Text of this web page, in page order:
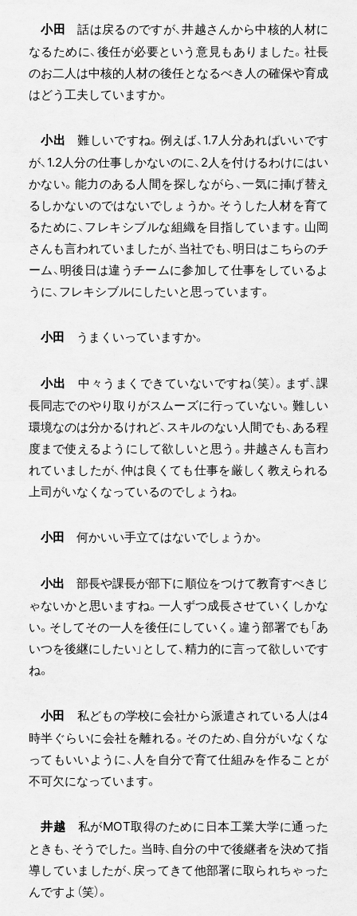
小田
話は戻るのですが、井越さんから中核的人材に
なるために、後任が必要という意見もありました。社長
のお二人は中核的人材の後任となるべき人の確保や育成
はどう工夫していますか。
小出 難しいですね。例えば、1.7人分あればいいです
が、1.2人分の仕事しかないのに、2人を付けるわけにはい
かない。能力のある人間を探しながら、一気に挿げ替え
るしかないのではないでしょうか。そうした人材を育て
るために、フレキシブルな組織を目指しています。山岡
さんも言われていましたが、当社でも、明日はこちらのチ
ーム、明後日は違うチームに参加して仕事をしているよ
うに、フレキシブルにしたいと思っています。
小田 うまくいっていますか。
小出
中々うまくできていないですね（笑）。まず、課
長同志でのやり取りがスムーズに行っていない。難しい
環境なのは分かるけれど、スキルのない人間でも、ある程
度まで使えるようにして欲しいと思う。井越さんも言わ
れていましたが、仲は良くても仕事を厳しく教えられる
上司がいなくなっているのでしょうね。
小田 何かいい手立てはないでしょうか。
小出 部長や課長が部下に順位をつけて教育すべきじ
ゃないかと思いますね。一人ずつ成長させていくしかな
い。そしてその一人を後任にしていく。違う部署でも「あ
いつを後継にしたい」として、精力的に言って欲しいです
ね。
小田
私どもの学校に会社から派遣されている人は4
時半ぐらいに会社を離れる。そのため、自分がいなくな
ってもいいように、人を自分で育て仕組みを作ることが
不可欠になっています。
井越 私がMOT取得のために日本工業大学に通った
ときも、そうでした。当時、自分の中で後継者を決めて指
導していましたが、戻ってきて他部署に取られちゃった
んですよ（笑）。